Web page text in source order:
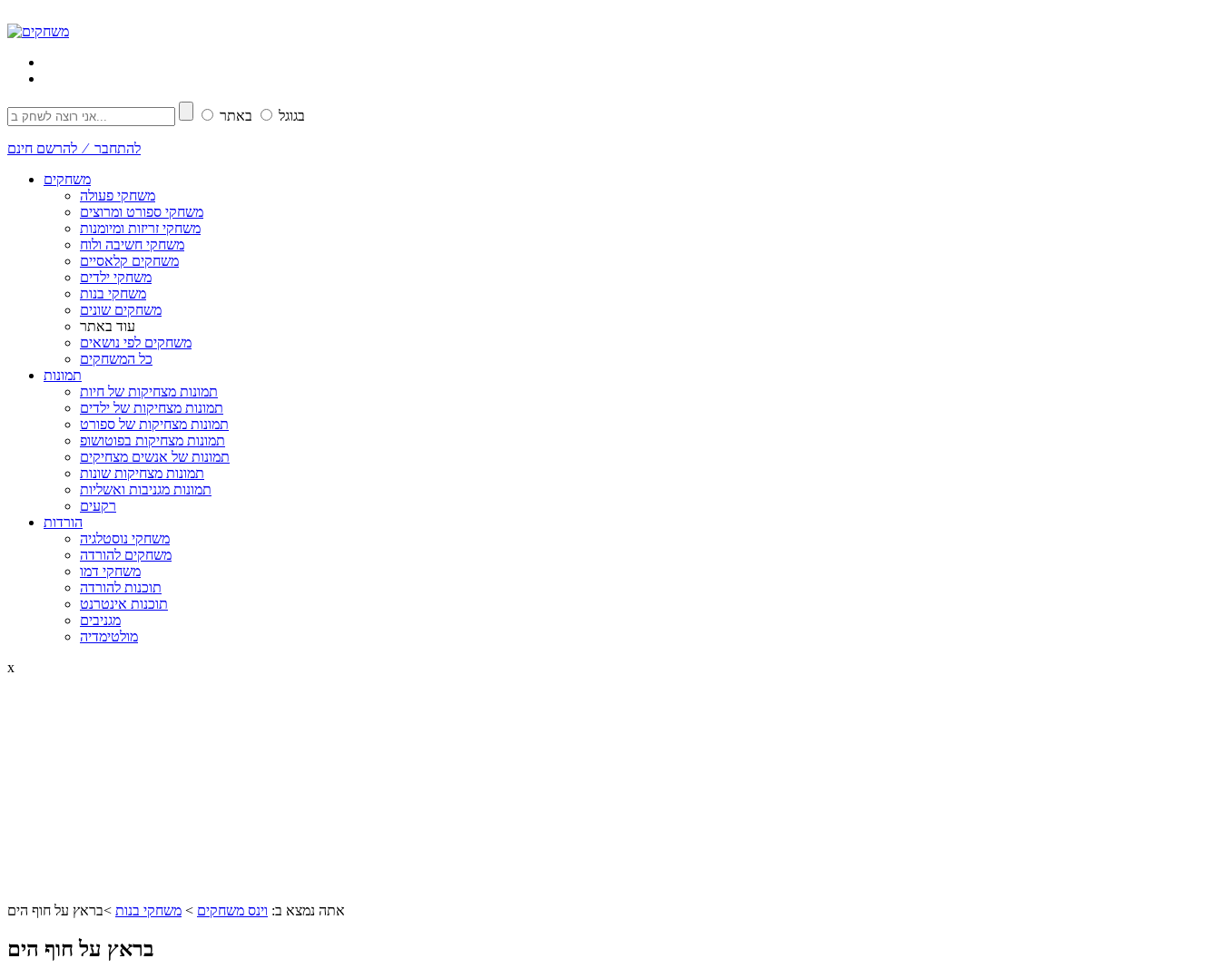
בגוגל באתר
להתחבר ⁄ להרשם חינם
משחקים
משחקי פעולה
משחקי ספורט ומרוצים
משחקי זריזות ומיומנות
משחקי חשיבה ולוח
משחקים קלאסיים
משחקי ילדים
משחקי בנות
משחקים שונים
עוד באתר
משחקים לפי נושאים
כל המשחקים
תמונות
תמונות מצחיקות של חיות
תמונות מצחיקות של ילדים
תמונות מצחיקות של ספורט
תמונות מצחיקות בפוטושופ
תמונות של אנשים מצחיקים
תמונות מצחיקות שונות
תמונות מגניבות ואשליות
רקעים
הורדות
משחקי נוסטלגיה
משחקים להורדה
משחקי דמו
תוכנות להורדה
תוכנות אינטרנט
מגניבים
מולטימדיה
x
אתה נמצא ב: וינס משחקים > משחקי בנות >בראץ על חוף הים
בראץ על חוף הים